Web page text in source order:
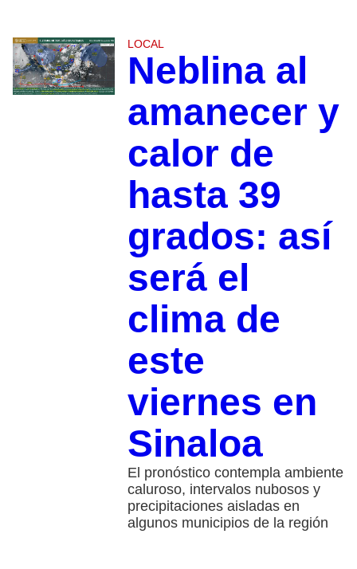
LOCAL
Neblina al
amanecer y
calor de
hasta 39
grados: así
será el
clima de
este
viernes en
Sinaloa
El pronóstico contempla ambiente
caluroso, intervalos nubosos y
precipitaciones aisladas en
algunos municipios de la región